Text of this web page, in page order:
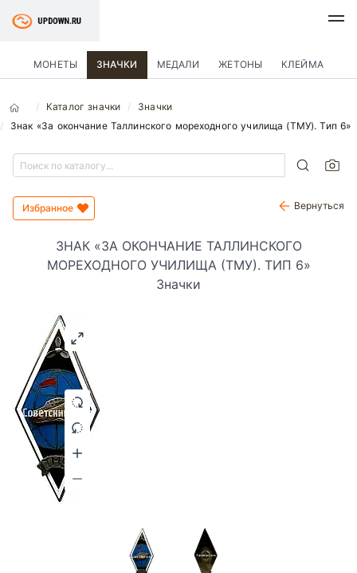
МОНЕТЫ ЗНАЧКИ МЕДАЛИ ЖЕТОНЫ КЛЕЙМА
Каталог значки
Значки
Знак «За окончание Таллинского мореходного училища (ТМУ). Тип 6»
Избранное Вернуться
ЗНАК «ЗА ОКОНЧАНИЕ ТАЛЛИНСКОГО
МОРЕХОДНОГО УЧИЛИЩА (ТМУ). ТИП 6»
Значки